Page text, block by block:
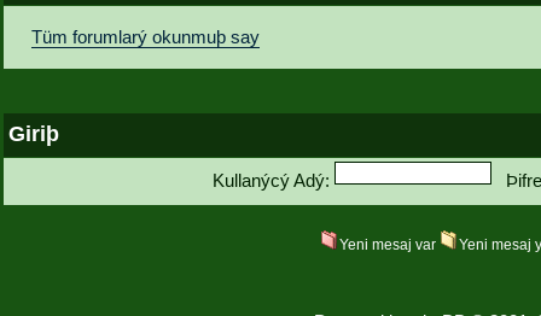
Tüm forumlarý okunmuþ say
Giriþ
Kullanýcý Adý:
Yeni mesaj var Yeni mesaj